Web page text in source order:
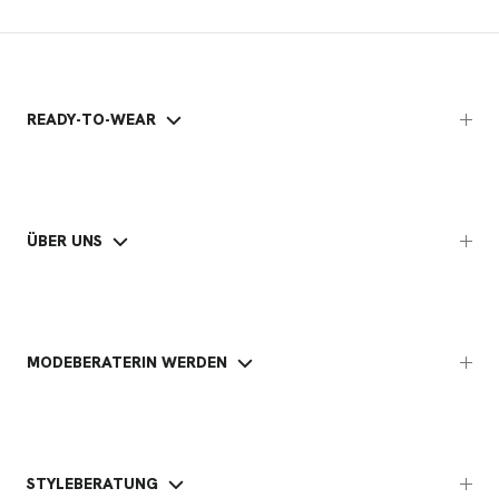
READY-TO-WEAR
ÜBER UNS
MODEBERATERIN WERDEN
STYLEBERATUNG